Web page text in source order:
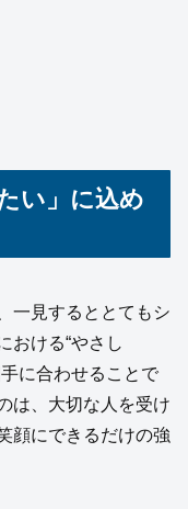
い」に込め
一見するととてもシ
おける“やさし
に合わせることで
は、大切な人を受け
顔にできるだけの強